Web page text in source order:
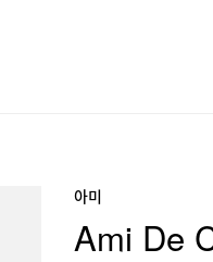
아미
Ami De